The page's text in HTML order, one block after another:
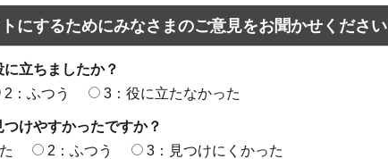
にするためにみなさまのご意見をお聞かせください
立ちましたか？
2：ふつう 3：役に立たなかった
けやすかったですか？
2：ふつう 3：見つけにくかった